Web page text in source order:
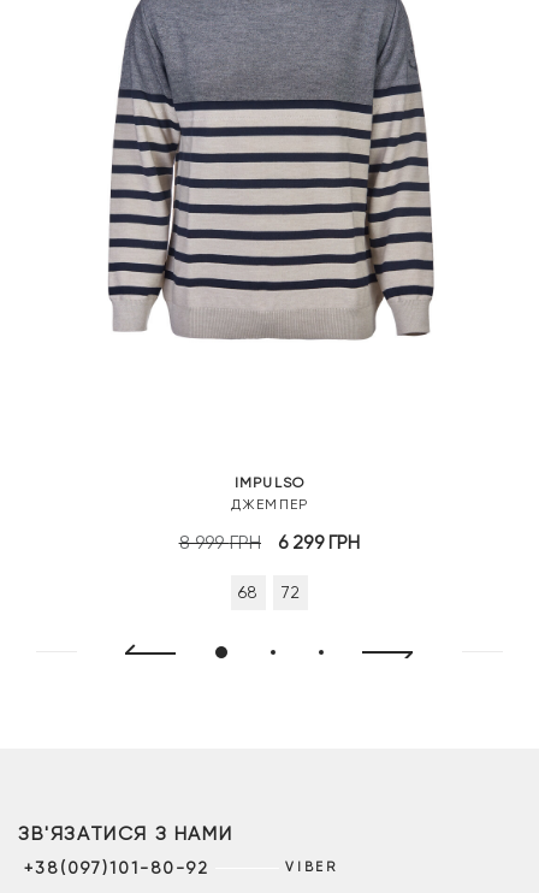
IMPULSO
ДЖЕМПЕР
8 999ГРН
Оригінальна
6 299ГРН
68 72
ЗВ'ЯЗАТИСЯ З НАМИ
+38(097)101-80-92 VIBER